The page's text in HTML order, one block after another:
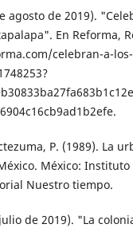
agosto de 2019).
En Refor­ma,
celebran-a-
P. (1989). La
México:
Nuestro tiempo.
de 2019). "La